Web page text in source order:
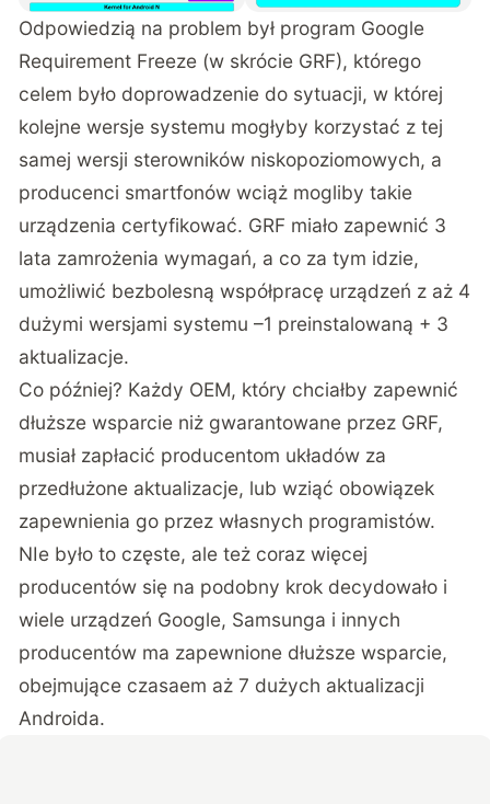
Odpowiedzią na problem był program Google
Requirement Freeze (w skrócie GRF), którego
celem było doprowadzenie do sytuacji, w której
kolejne wersje systemu mogłyby korzystać z tej
samej wersji sterowników niskopoziomowych, a
producenci smartfonów wciąż mogliby takie
urządzenia certyfikować. GRF miało zapewnić 3
lata zamrożenia wymagań, a co za tym idzie,
umożliwić bezbolesną współpracę urządzeń z aż 4
dużymi wersjami systemu –1 preinstalowaną + 3
aktualizacje.
Co później? Każdy OEM, który chciałby zapewnić
dłuższe wsparcie niż gwarantowane przez GRF,
musiał zapłacić producentom układów za
przedłużone aktualizacje, lub wziąć obowiązek
zapewnienia go przez własnych programistów.
NIe było to częste, ale też coraz więcej
producentów się na podobny krok decydowało i
wiele urządzeń Google, Samsunga i innych
producentów ma zapewnione dłuższe wsparcie,
obejmujące czasaem aż 7 dużych aktualizacji
Androida.